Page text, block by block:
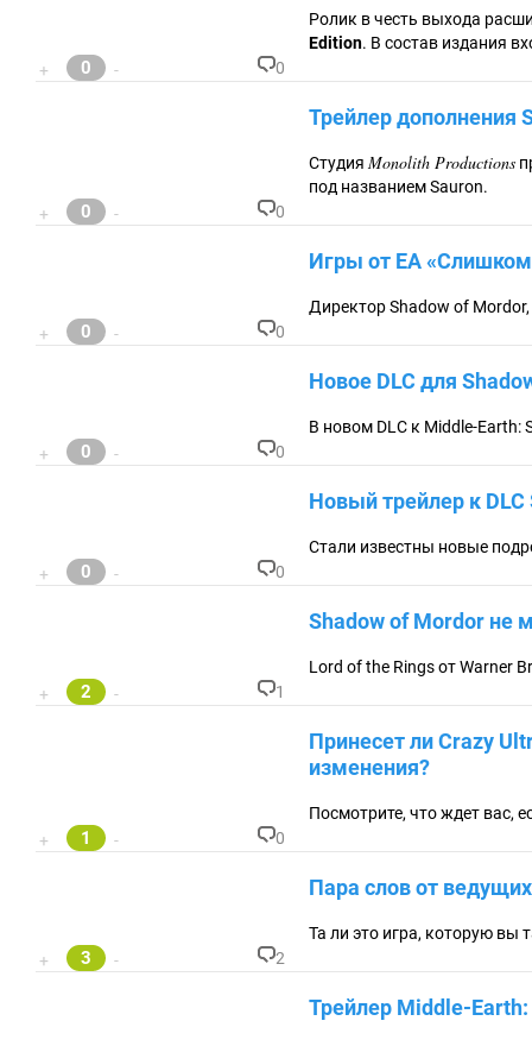
ри
ев
Ролик в честь выхода
Edition. В состав издания
+
0 -
К
ри
ев
0
Трейлер дополнения
Студия Monolith Productions
под названием Sauron.
+
0 -
К
та
ри
0
Игры от EA
Директор Shadow of
+
0 -
К
та
ри
0
Новое DLC для
В новом DLC к Middle-
+
0 -
К
та
ри
0
Новый трейлер к
Стали известны новые
+
0 -
К
та
ри
0
Shadow of Mordor не
Lord of the Rings от Warner
+
2 -
К
ев
1
Принесет ли Crazy
изменения?
Посмотрите, что ждет вас,
+
1 -
К
та
ри
0
Пара слов от
Та ли это игра, которую вы
+
3 -
К
2
Трейлер Middle-